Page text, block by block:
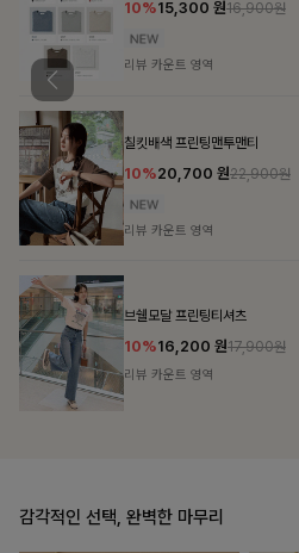
57,600
밴스트라이프 스트링원피스
25%35,100 원46,800원
리뷰 카운트 영역
감각적인 선택, 완벽한 마무리